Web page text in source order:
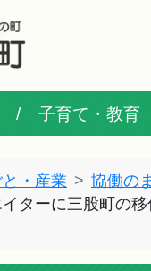
子育て・教育
と・産業
協働の
ターに三股町の